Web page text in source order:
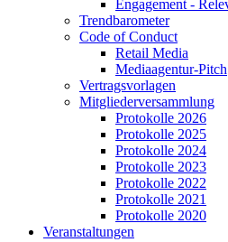
Engagement -
Trendbarometer
Code of Conduct
Retail Media
Mediaagentur-Pitch
Vertragsvorlagen
Mitgliederversammlung
Protokolle 2026
Protokolle 2025
Protokolle 2024
Protokolle 2023
Protokolle 2022
Protokolle 2021
Protokolle 2020
Veranstaltungen